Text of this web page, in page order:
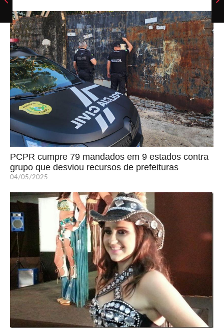
PCPR cumpre 79 mandados em 9 estados contra
grupo que desviou recursos de prefeituras
04/05/2025